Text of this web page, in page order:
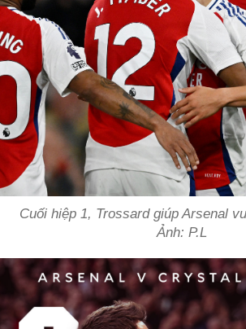
Cuối hiệp 1, Trossard giúp Arsenal
Ảnh: P.L